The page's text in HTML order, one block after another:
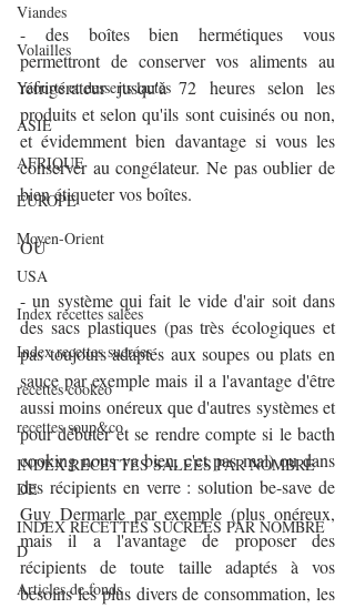
Viandes
Volailles
Yaourts et desserts lactés
ASIE
AFRIQUE
EUROPE
Moyen-Orient
USA
Index recettes salées
Index recettes sucrées
recettes cookeo
recettes soup&co
INDEX RECETTES SALEES PAR NOMBRE
DE
INDEX RECETTES SUCREES PAR NOMBRE
D
Articles de fonds
- des boîtes bien hermétiques vous
permettront de conserver vos aliments au
réfrigérateur jusqu'à 72 heures selon les
produits et selon qu'ils sont cuisinés ou non,
et évidemment bien davantage si vous les
conserver au congélateur. Ne pas oublier de
bien étiqueter vos boîtes.
OU
- un système qui fait le vide d'air soit dans
des sacs plastiques (pas très écologiques et
pas toujours adaptés aux soupes ou plats en
sauce par exemple mais il a l'avantage d'être
aussi moins onéreux que d'autres systèmes et
pour débuter et se rendre compte si le bacth
cooking nous va bien, c'et pas mal) ou dans
des récipients en verre : solution be-save de
Guy Dermarle par exemple (plus onéreux,
mais il a l'avantage de proposer des
récipients de toute taille adaptés à vos
besoins les plus divers de consommation, les